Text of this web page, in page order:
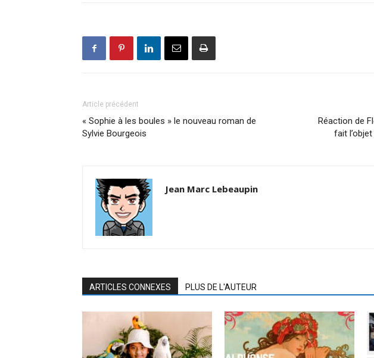
Article précédent
« Sophie à les boules » le nouveau roman de
Sylvie Bourgeois
Réaction de
fait
Jean Marc Lebeaupin
ARTICLES CONNEXES PLUS DE L'AUTEUR